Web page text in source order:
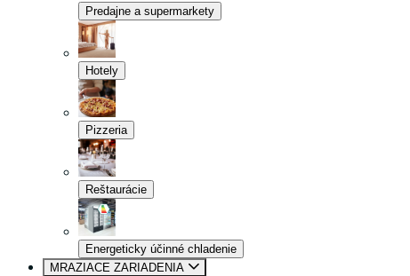
Predajne a supermarkety
Hotely
Pizzeria
Reštaurácie
Energeticky účinné chladenie
MRAZIACE ZARIADENIA